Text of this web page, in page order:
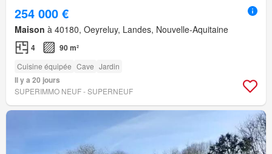
254 000 €
Maison à 40180, Oeyreluy, Landes, Nouvelle-Aquitaine
4 90 m²
Cuisine équipée Cave Jardin
Il y a 20 jours
SUPERIMMO NEUF - SUPERNEUF